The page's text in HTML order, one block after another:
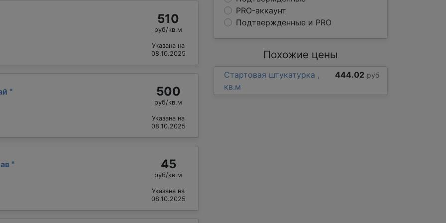
PRO-аккаунт
Подтвержденные и PRO
510
руб/кв.м
Указана на
08.10.2025
" 500
руб/кв.м
Указана на
08.10.2025
" 45
руб/кв.м
Указана на
08.10.2025
Похожие цены
Стартовая штукатурка ,
кв.м
444.02 руб